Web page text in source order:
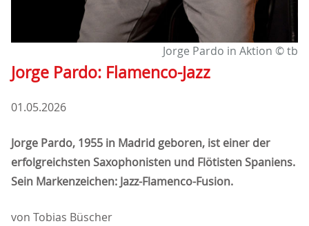
Jorge Pardo in Aktion © tb
Jorge Pardo: Flamenco-Jazz
01.05.2026
Jorge Pardo, 1955 in Madrid geboren, ist einer der
erfolgreichsten Saxophonisten und Flötisten Spaniens.
Sein Markenzeichen: Jazz-Flamenco-Fusion.
von Tobias Büscher